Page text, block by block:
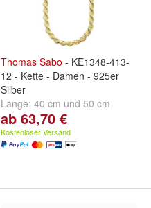
Thomas Sabo - KE1348-413-
12 - Kette - Damen - 925er
Silber
Länge: 40 cm und 50 cm
ab 63,70 €
Kostenloser Versand